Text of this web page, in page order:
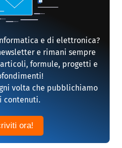
e di elettronica?
e rimani sempre
formule, progetti e
volta che pubblichiamo
contenuti.
ora!